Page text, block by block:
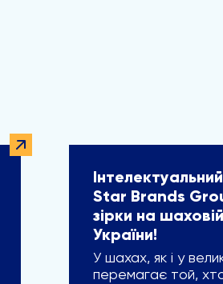
Star Brands
зірки на
України!
У шахах, як і у
перемагає той,